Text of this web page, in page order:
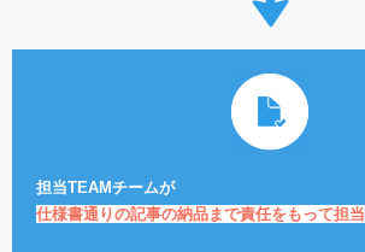
担当TEAMチームが
仕様書通りの記事の納品まで責任をもって担当